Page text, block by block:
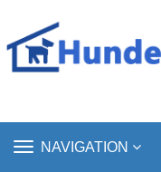
TOGGLE
NAVIGATION